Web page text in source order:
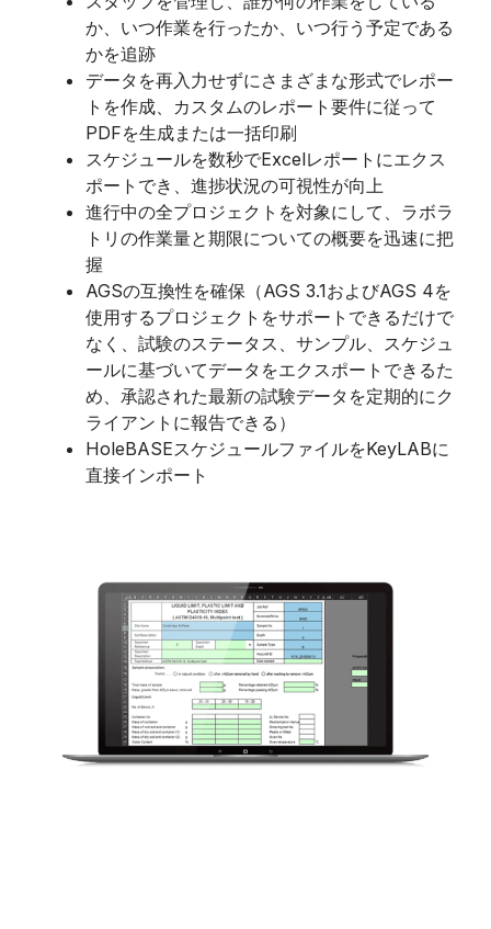
か、いつ作業を行ったか、いつ行う予定である
かを追跡
データを再入力せずにさまざまな形式でレポー
トを作成、カスタムのレポート要件に従って
PDFを生成または一括印刷
スケジュールを数秒でExcelレポートにエクス
ポートでき、進捗状況の可視性が向上
進行中の全プロジェクトを対象にして、ラボラ
トリの作業量と期限についての概要を迅速に把
握
AGSの互換性を確保（AGS 3.1およびAGS 4を
使用するプロジェクトをサポートできるだけで
なく、試験のステータス、サンプル、スケジュ
ールに基づいてデータをエクスポートできるた
め、承認された最新の試験データを定期的にク
ライアントに報告できる）
HoleBASEスケジュールファイルをKeyLABに
直接インポート